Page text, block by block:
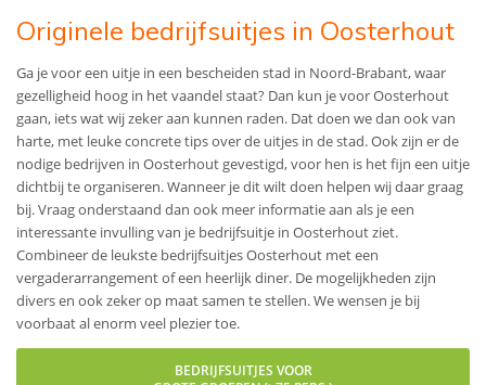
Originele bedrijfsuitjes in Oosterhout
Ga je voor een uitje in een bescheiden stad in Noord-Brabant, waar
gezelligheid hoog in het vaandel staat? Dan kun je voor Oosterhout
gaan, iets wat wij zeker aan kunnen raden. Dat doen we dan ook van
harte, met leuke concrete tips over de uitjes in de stad. Ook zijn er de
nodige bedrijven in Oosterhout gevestigd, voor hen is het fijn een uitje
dichtbij te organiseren. Wanneer je dit wilt doen helpen wij daar graag
bij. Vraag onderstaand dan ook meer informatie aan als je een
interessante invulling van je bedrijfsuitje in Oosterhout ziet.
Combineer de leukste bedrijfsuitjes Oosterhout met een
vergaderarrangement of een heerlijk diner. De mogelijkheden zijn
divers en ook zeker op maat samen te stellen. We wensen je bij
voorbaat al enorm veel plezier toe.
BEDRIJFSUITJES VOOR